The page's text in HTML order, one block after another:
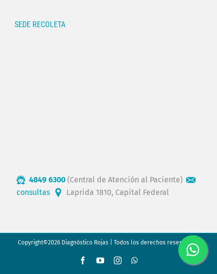
SEDE RECOLETA
4849 6300 (Central de Atención al Paciente)
consultas
Laprida 1810, Capital Federal
Copyright©2026 Diagnóstico Rojas | Todos los derechos reservados.
FacebookYouTubeInstagramWhatsApp